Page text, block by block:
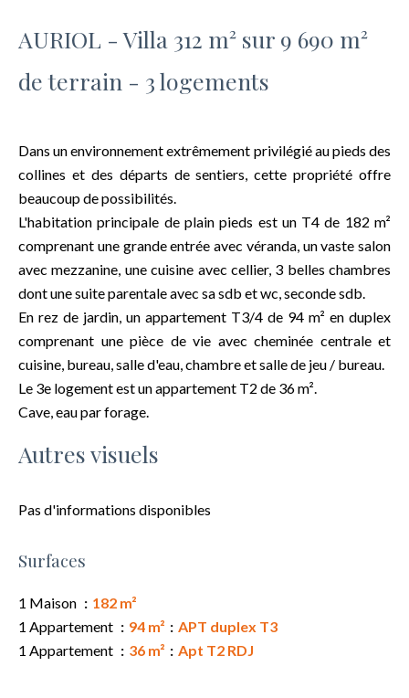
AURIOL - Villa 312 m² sur 9 690 m²
de terrain - 3 logements
Dans un environnement extrêmement privilégié au pieds des
collines et des départs de sentiers, cette propriété offre
beaucoup de possibilités.
L'habitation principale de plain pieds est un T4 de 182 m²
comprenant une grande entrée avec véranda, un vaste salon
avec mezzanine, une cuisine avec cellier, 3 belles chambres
dont une suite parentale avec sa sdb et wc, seconde sdb.
En rez de jardin, un appartement T3/4 de 94 m² en duplex
comprenant une pièce de vie avec cheminée centrale et
cuisine, bureau, salle d'eau, chambre et salle de jeu / bureau.
Le 3e logement est un appartement T2 de 36 m².
Cave, eau par forage.
Autres visuels
Pas d'informations disponibles
Surfaces
1 Maison
182 m²
1 Appartement
94 m²
APT duplex T3
1 Appartement
36 m² Apt T2 RDJ